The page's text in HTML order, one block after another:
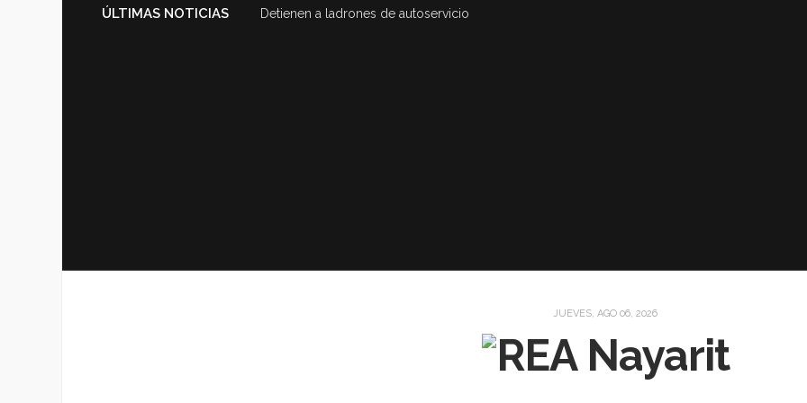
ÚLTIMAS NOTICIAS Detienen a ladrones de autoservicio
JUEVES, AGO 06, 2026